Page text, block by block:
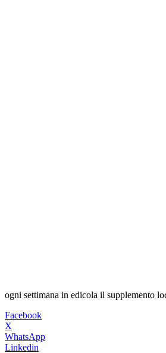
ogni settimana in edicola il supplemento
Facebook
X
WhatsApp
Linkedin